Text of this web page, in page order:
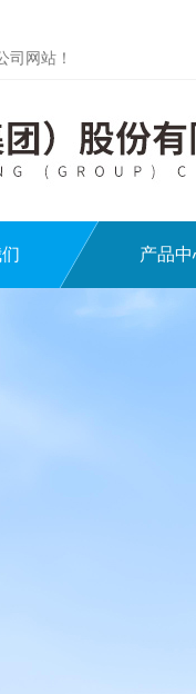
司网站！
产品中